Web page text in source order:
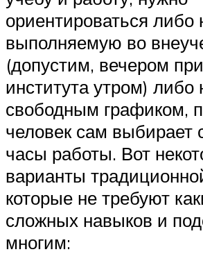
ориентироваться либо
выполняемую во
(допустим, вечером
института утром) либо
свободным графиком,
человек сам выбирает
часы работы. Вот
варианты
которые не требуют
сложных навыков и
многим: